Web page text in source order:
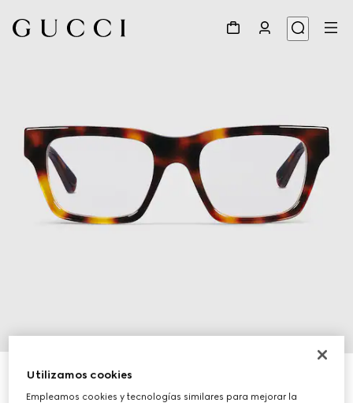
Gafas de sol con montura rectangular
€ 390
Utilizamos cookies
Empleamos cookies y tecnologías similares para mejorar la